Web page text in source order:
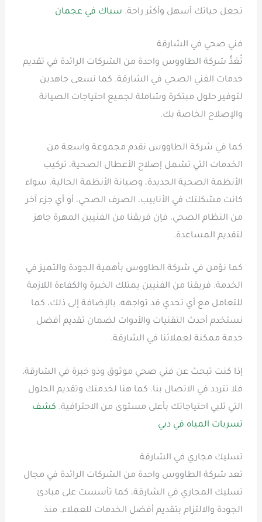
تجعل حياتك أسهل وأكثر راحة. سباك في عجمان
فني صحي في الشارقة
تُعَدُّ شركة الطاووس واحدة من الشركات الرائدة في تقديم
خدمات الفني الصحي في الشارقة. كما نسعى جاهدين
لتوفير حلول مبتكرة وشاملة لجميع احتياجات الصيانة
والإصلاح الخاصة بك.
كما في شركة الطاووس نقدم مجموعة واسعة من
الخدمات التي تشمل إصلاح الأعطال الصحية، تركيب
الأنظمة الصحية الجديدة، وصيانة الأنظمة الحالية. سواء
كانت مشكلتك في الأنابيب، الصرف الصحي، أو أي جزء آخر
من النظام الصحي، فإن فريقنا من الفنيين المهرة جاهز
لتقديم المساعدة.
كما نؤمن في شركة الطاووس بأهمية الجودة والتميز في
الخدمة. فريقنا من الفنيين يمتلك الخبرة والكفاءة اللازمة
للتعامل مع أي تحدي قد تواجهه. بالإضافة إلى ذلك، كما
نستخدم أحدث التقنيات والأدوات لضمان تقديم أفضل
خدمة ممكنة لعملائنا في الشارقة.
إذا كنت تبحث عن فني صحي موثوق وذو خبرة في الشارقة،
فلا تتردد في الاتصال بنا. كما هنا لخدمتك وتقديم الحلول
التي تلبي احتياجاتك بأعلى مستوى من الاحترافية. كشف
تسربات المياه في دبي
تسليك مجاري في الشارقة
تعد شركة الطاووس واحدة من الشركات الرائدة في مجال
تسليك المجاري في الشارقة، كما تأسست على مبادئ
الجودة والالتزام بتقديم أفضل الخدمات للعملاء. منذ